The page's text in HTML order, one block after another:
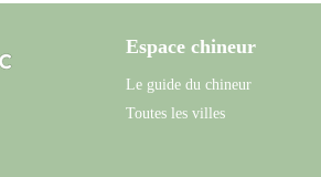
Espace chineur
Le guide du chineur
Toutes les villes